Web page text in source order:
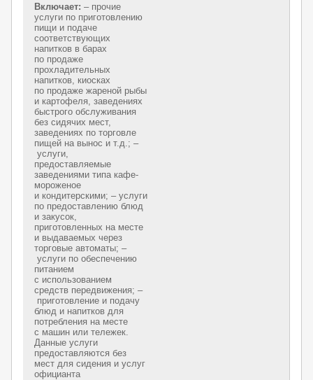
Включает: – прочие
услуги по приготовлению
пищи и подаче
соответствующих
напитков в барах
по продаже
прохладительных
напитков, киосках
по продаже жареной рыбы
и картофеля, заведениях
быстрого обслуживания
без сидячих мест,
заведениях по торговле
пищей на вынос и т.д.; –
услуги,
предоставляемые
заведениями типа кафе-
мороженое
и кондитерскими; – услуги
по предоставлению блюд
и закусок,
приготовленных на месте
и выдаваемых через
торговые автоматы; –
услуги по обеспечению
питанием
с использованием
средств передвижения; –
приготовление и подачу
блюд и напитков для
потребления на месте
с машин или тележек.
Данные услуги
предоставляются без
мест для сидения и услуг
официанта